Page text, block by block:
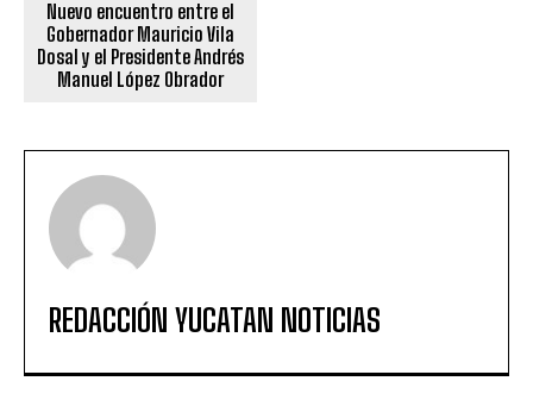
Nuevo encuentro entre el
Gobernador Mauricio Vila
Dosal y el Presidente Andrés
Manuel López Obrador
REDACCIÓN YUCATAN NOTICIAS